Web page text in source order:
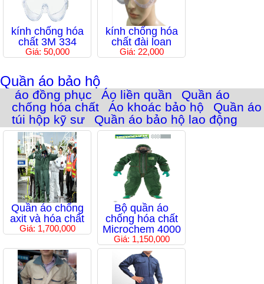
kính chống hóa
chất 3M 334
Giá: 50,000
kính chống hóa
chất đài loan
Giá: 22,000
Quần áo bảo hộ
áo đồng phục Áo liền quần
Quần áo
chống hóa chất
Áo khoác bảo hộ
Quần áo
túi hộp kỹ sư
Quần áo bảo hộ lao động
Quần áo chống
axit và hóa chất
Giá: 1,700,000
Bộ quần áo
chống hóa chất
Microchem 4000
Giá: 1,150,000